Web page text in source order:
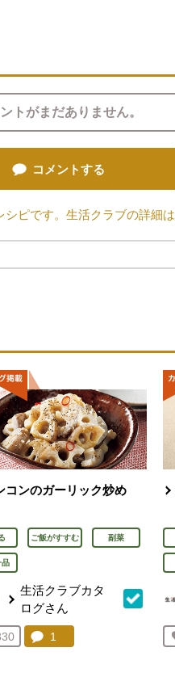
トがまだありません。
コメントする
ピです。生活クラブの詳細は
コンのガーリック炒め
ご飯がすすむ 副菜
品
生活クラブカタ
ログさん
気に入り登録：
人が登録
コメント：
1